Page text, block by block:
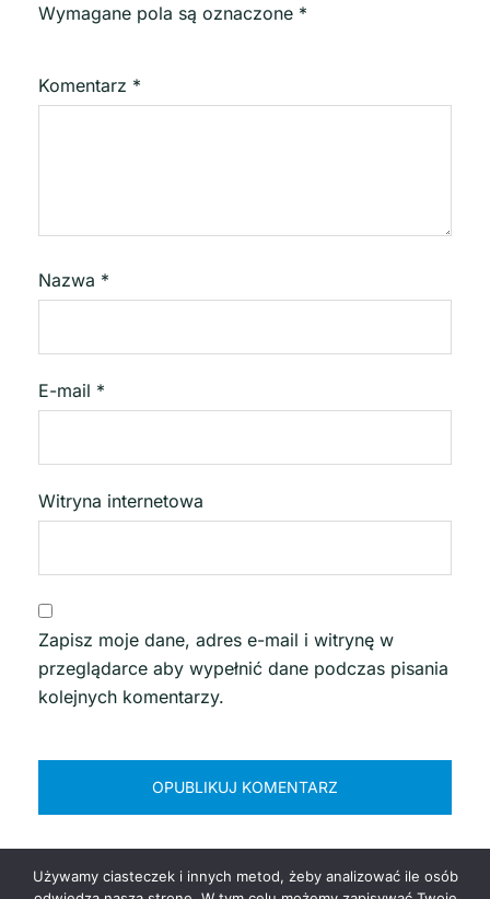
Wymagane pola są oznaczone *
Komentarz *
Nazwa *
E-mail *
Witryna internetowa
Zapisz moje dane, adres e-mail i witrynę w
przeglądarce aby wypełnić dane podczas pisania
kolejnych komentarzy.
Używamy ciasteczek i innych metod, żeby analizować ile osób